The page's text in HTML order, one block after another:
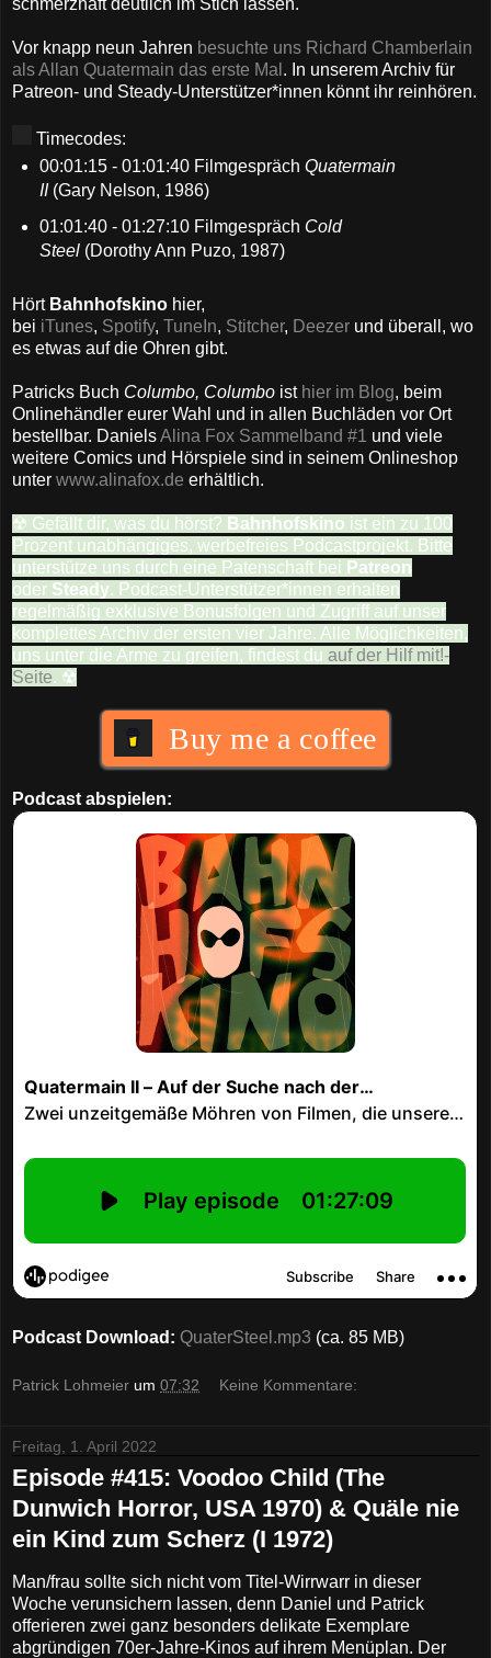
Vor knapp neun Jahren besuchte uns Richard Chamberlain
als Allan Quatermain das erste Mal . In unserem Archiv für
Patreon- und Steady-Unterstützer*innen könnt ihr reinhören.
Timecodes:
00:01:15 - 01:01:40 Filmgespräch Quatermain
II(Gary Nelson, 1986)
01:01:40 - 01:27:10 Filmgespräch Cold
Steel(Dorothy Ann Puzo, 1987)
Hört Bahnhofskino hier,
bei iTunes, Spotify, TuneIn, Stitcher, Deezer und überall, wo
es etwas auf die Ohren gibt.
Patricks Buch Columbo, Columbo ist hier im Blog, beim
Onlinehändler eurer Wahl und in allen Buchläden vor Ort
bestellbar. DanielsAlina Fox Sammelband #1 und viele
weitere Comics und Hörspiele sind in seinem Onlineshop
unter www.alinafox.de erhältlich.
☢ Gefällt dir, was du hörst? Bahnhofskino ist ein zu 100
Prozent unabhängiges, werbefreies Podcastprojekt. Bitte
unterstütze uns durch eine Patenschaft bei Patreon
oder Steady. Podcast-Unterstützer*innen erhalten
regelmäßig exklusive Bonusfolgen und Zugriff auf unser
komplettes Archiv der ersten vier Jahre. Alle Möglichkeiten,
uns unter die Arme zu greifen, findest du auf der Hilf mit!-
Seite. ☢
Buy me a coffee
Podcast abspielen:
Podcast Download: QuaterSteel.mp3 (ca. 85 MB)
Patrick Lohmeier um 07:32 Keine Kommentare:
Freitag, 1. April 2022
Episode #415: Voodoo Child (The
Dunwich Horror, USA 1970) & Quäle nie
ein Kind zum Scherz (I 1972)
Man/frau sollte sich nicht vom Titel-Wirrwarr in dieser
Woche verunsichern lassen, denn Daniel und Patrick
offerieren zwei ganz besonders delikate Exemplare
abgründigen 70er-Jahre-Kinos auf ihrem Menüplan. Der